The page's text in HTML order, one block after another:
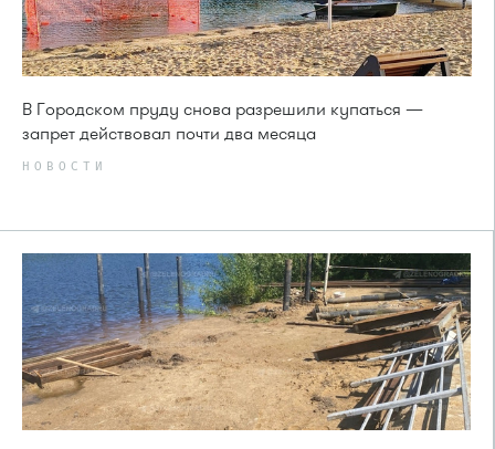
В Городском пруду снова разрешили купаться —
запрет действовал почти два месяца
НОВОСТИ